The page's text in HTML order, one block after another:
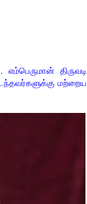
திருவடி
மற்றைய